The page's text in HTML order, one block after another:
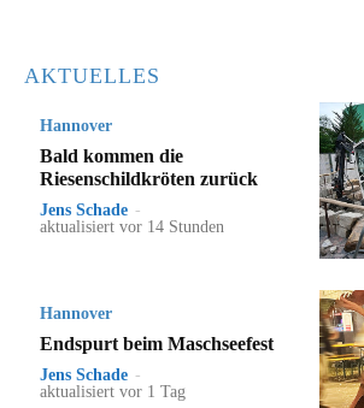
AKTUELLES
Hannover
Bald kommen die
Riesenschildkröten zurück
Jens Schade -
aktualisiert vor 14 Stunden
Hannover
Endspurt beim Maschseefest
Jens Schade -
aktualisiert vor 1 Tag